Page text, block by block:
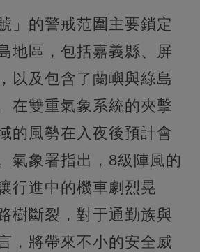
」的警戒范圍主要鎖定
地區，包括嘉義縣、屏
以及包含了蘭嶼與綠島
在雙重氣象系統的夾擊
的風勢在入夜後預計會
氣象署指出，8級陣風的
行進中的機車劇烈晃
樹斷裂，對于通勤族與
，將帶來不小的安全威